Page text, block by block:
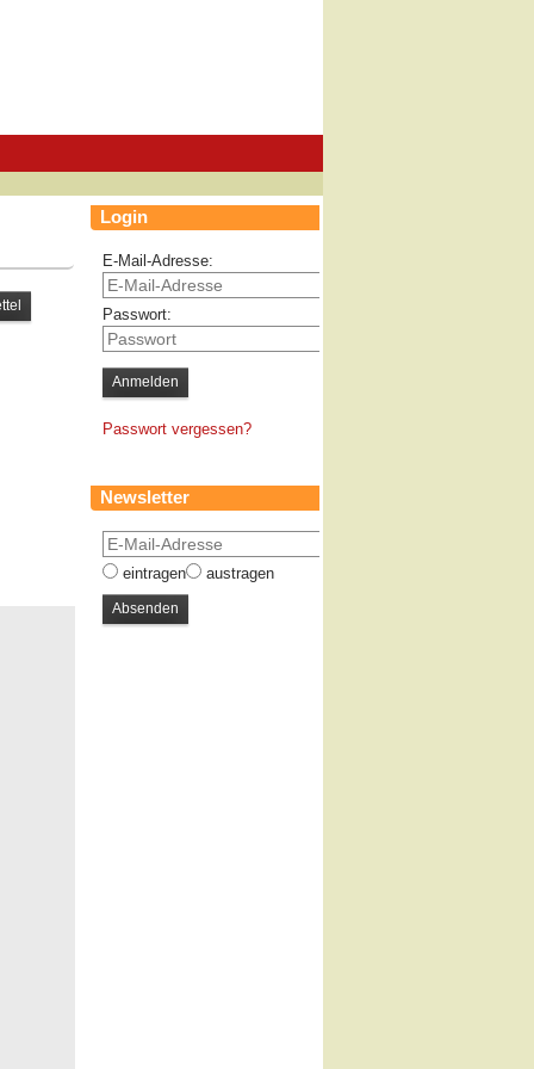
Login
E-Mail-Adresse:
Passwort:
Passwort vergessen?
Newsletter
eintragen austragen